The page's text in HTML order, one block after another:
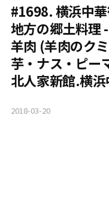
#1698. 横浜中
地方の郷土料理
羊肉 (羊肉のク
芋・ナス・ピー
北人家新館.横
2018-03-20